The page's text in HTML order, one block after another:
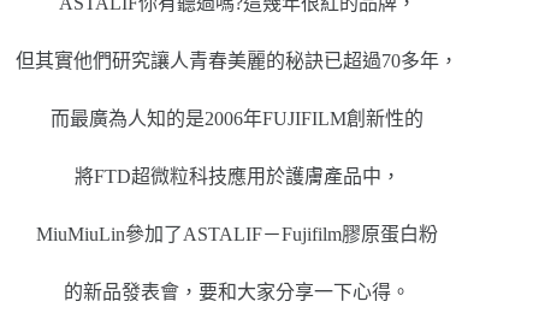
但其實他們研究讓人青春美麗的秘訣已超過70多年，
而最廣為人知的是2006年FUJIFILM創新性的
將FTD超微粒科技應用於護膚產品中，
MiuMiuLin參加了ASTALIF－Fujifilm膠原蛋白粉
的新品發表會，要和大家分享一下心得。